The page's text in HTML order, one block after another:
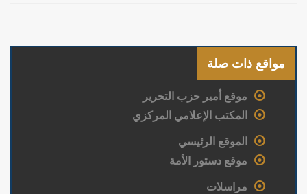
مواقع ذات صلة
موقع أمير حزب التحرير
المكتب الإعلامي المركزي
الموقع الرئيسي
موقع دستور الأمة
مراسلات